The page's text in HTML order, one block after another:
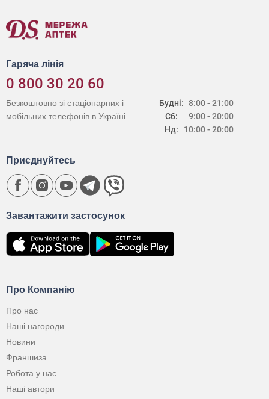
Гаряча лінія
0 800 30 20 60
Будні:
Сб:
Нд:
8:00 - 21:00
9:00 - 20:00
10:00 - 20:00
Безкоштовно зі стаціонарних і
мобільних телефонів в Україні
Про Компанію
Про нас
Наші нагороди
Новини
Франшиза
Робота у нас
Наші автори
Завантажити застосунок
Приєднуйтесь